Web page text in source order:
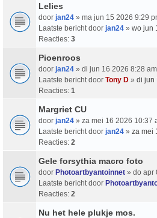
Lelies
door jan24 » ma jun 15 2026 9:29
Laatste bericht door jan24 » wo jun
Reacties: 3
Pioenroos
door jan24 » di jun 16 2026 8:28 am
Laatste bericht door Tony D » di jun
Reacties: 1
Margriet CU
door jan24 » za mei 16 2026 10:37
Laatste bericht door jan24 » za mei
Reacties: 2
Gele forsythia macro foto
door Photoartbyantoinnet » do apr
Laatste bericht door
Reacties: 2
Nu het hele plukje mos.